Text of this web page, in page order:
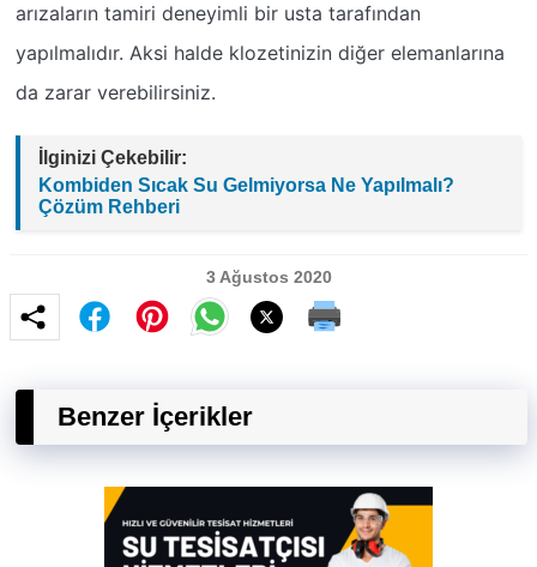
arızaların tamiri deneyimli bir usta tarafından
yapılmalıdır. Aksi halde klozetinizin diğer elemanlarına
da zarar verebilirsiniz.
İlginizi Çekebilir:
Kombiden Sıcak Su Gelmiyorsa Ne Yapılmalı?
Çözüm Rehberi
3 Ağustos 2020
Benzer İçerikler